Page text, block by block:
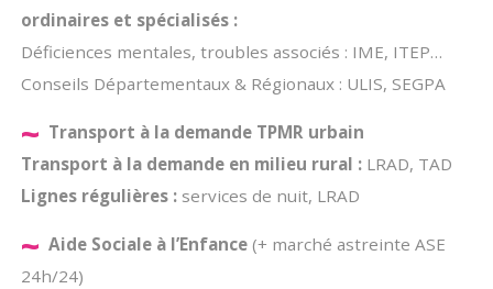
ordinaires et spécialisés :
Déficiences mentales, troubles associés : IME, ITEP…
Conseils Départementaux & Régionaux : ULIS, SEGPA
~ Transport à la demande TPMR urbain
Transport à la demande en milieu rural : LRAD, TAD
Lignes régulières : services de nuit, LRAD
~ Aide Sociale à l’Enfance (+ marché astreinte ASE
24h/24)